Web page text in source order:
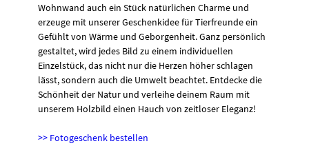
Wohnwand auch ein Stück natürlichen Charme und
erzeuge mit unserer Geschenkidee für Tierfreunde ein
Gefühlt von Wärme und Geborgenheit. Ganz persönlich
gestaltet, wird jedes Bild zu einem individuellen
Einzelstück, das nicht nur die Herzen höher schlagen
lässt, sondern auch die Umwelt beachtet. Entdecke die
Schönheit der Natur und verleihe deinem Raum mit
unserem Holzbild einen Hauch von zeitloser Eleganz!
>> Fotogeschenk bestellen